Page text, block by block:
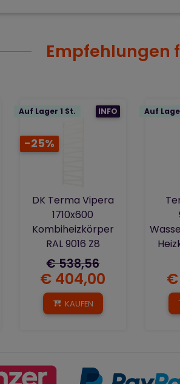
Empfehlungen
Auf Lager 1 St. INFO
DK Terma Vipera
1710x600
Kombiheizkörper
RAL 9016 Z8
-25%
€ 538,56
€ 404,00
KAUFEN
Auf
€